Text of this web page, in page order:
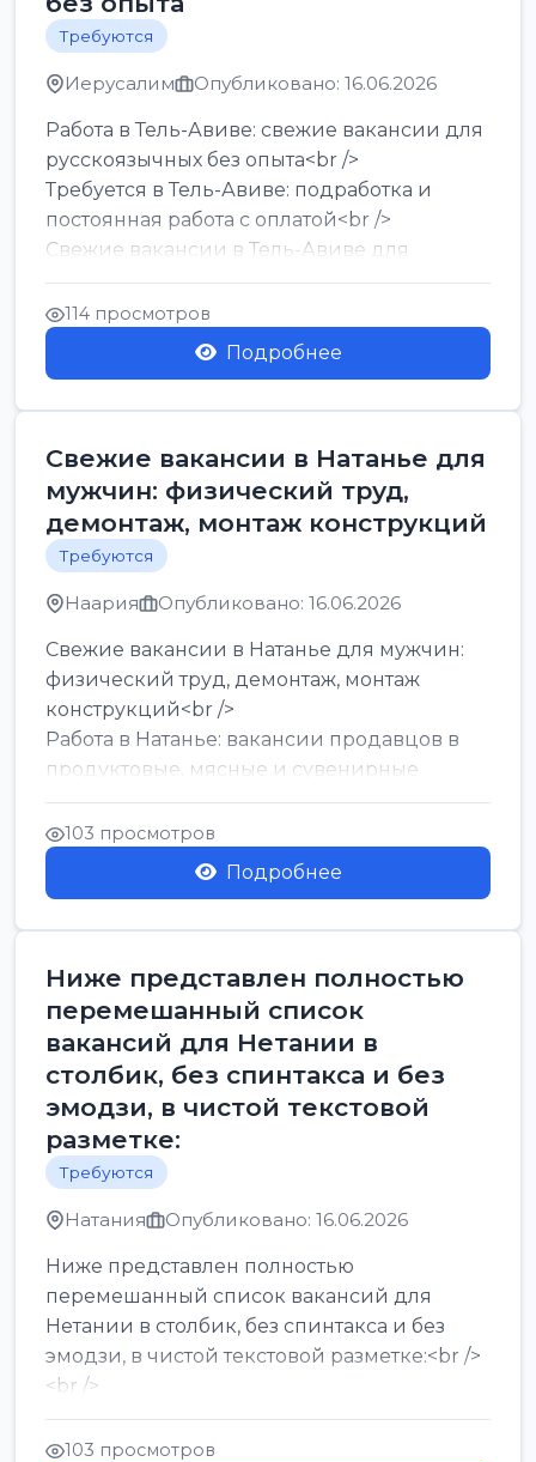
Требуются
Иерусалим Опубликовано: 16.06.2026
Работа в Тель-Авиве: свежие вакансии для
русскоязычных без опыта<br />
Требуется в Тель-Авиве: подработка и
постоянная работа с оплатой<br />
Свежие вакансии в Тель-Авиве для
мужчин и женщин от хозя...
114 просмотров
Подробнее
Свежие вакансии в Натанье для
мужчин: физический труд,
демонтаж, монтаж конструкций
Требуются
Наария Опубликовано: 16.06.2026
Свежие вакансии в Натанье для мужчин:
физический труд, демонтаж, монтаж
конструкций<br />
Работа в Натанье: вакансии продавцов в
продуктовые, мясные и сувенирные
лавки<br />
Разнорабочий на сборку м...
103 просмотров
Подробнее
Ниже представлен полностью
перемешанный список
вакансий для Нетании в
столбик, без спинтакса и без
эмодзи, в чистой текстовой
разметке:
Требуются
Натания Опубликовано: 16.06.2026
Ниже представлен полностью
перемешанный список вакансий для
Нетании в столбик, без спинтакса и без
эмодзи, в чистой текстовой разметке:<br />
<br />
Работа в Нетании на мебельном
производстве: требу...
103 просмотров